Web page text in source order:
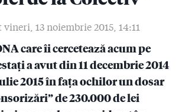
țesut cu fir de șpagă (II). Lista
autorizat firma care a pus artificiile la
facă un show pirotehnic pe Național
pe care tot pompierii nu l-au
13 noiembrie 2015, 14:11
care îi cercetează acum pe
a avut din 11 decembrie 2014
2015 în fața ochilor un dosar
de 230.000 de lei